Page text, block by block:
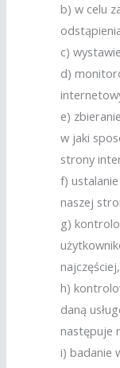
b) w celu
c)
d)
e)
w jaki
strony
f)
naszej
g)
najczęściej,
h)
daną
następuje
i) badanie